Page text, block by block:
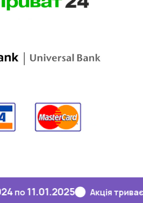
11.01.2025 Акція триває з